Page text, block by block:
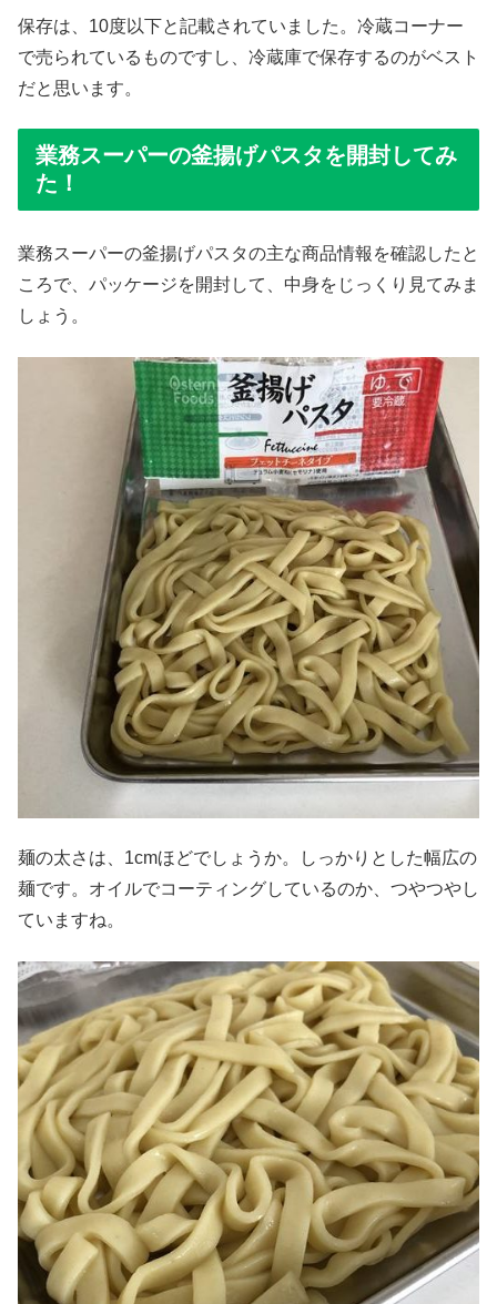
保存は、10度以下と記載されていました。冷蔵コーナー
で売られているものですし、冷蔵庫で保存するのがベスト
だと思います。
業務スーパーの釜揚げパスタを開封してみ
た！
業務スーパーの釜揚げパスタの主な商品情報を確認したと
ころで、パッケージを開封して、中身をじっくり見てみま
しょう。
麺の太さは、1cmほどでしょうか。しっかりとした幅広の
麺です。オイルでコーティングしているのか、つやつやし
ていますね。